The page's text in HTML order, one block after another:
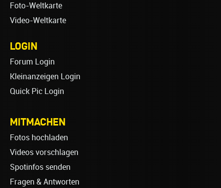
Foto-Weltkarte
Video-Weltkarte
LOGIN
Forum Login
Kleinanzeigen Login
Quick Pic Login
MITMACHEN
Fotos hochladen
Videos vorschlagen
Spotinfos senden
Fragen & Antworten